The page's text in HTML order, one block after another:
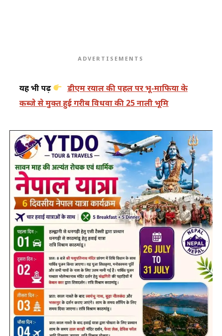
ADVERTISEMENTS
यह भी पढ़ें
डीएम रयाल की पहल पर भू-माफिया के
कब्जे से मुक्त हुई गरीब विधवा की 25 नाली भूमि